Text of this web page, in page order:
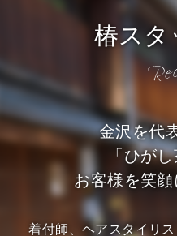
椿スタ
金沢を代
「ひが
お客様を笑
着付師、ヘアスタイリ